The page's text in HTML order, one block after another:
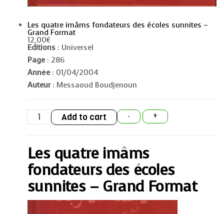
Les quatre imâms fondateurs des écoles sunnites –
Grand Format
12,00€
Editions : Universel
Page: 286
Année : 01/04/2004
Auteur : Messaoud Boudjenoun
-
Les
quatre
imâms
écoles
sunnites
-
Grand
Format
quantity
+
Add to cart
Les quatre imâms
fondateurs des écoles
sunnites – Grand Format